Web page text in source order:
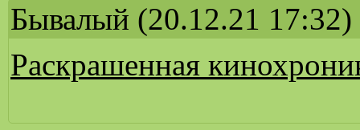
Бывалый (20.12.21 17:32)
Раскрашенная